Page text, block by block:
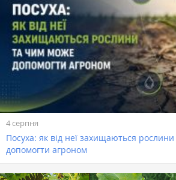
4 серпня
Посуха: як від неї захищаються
допомогти агроном